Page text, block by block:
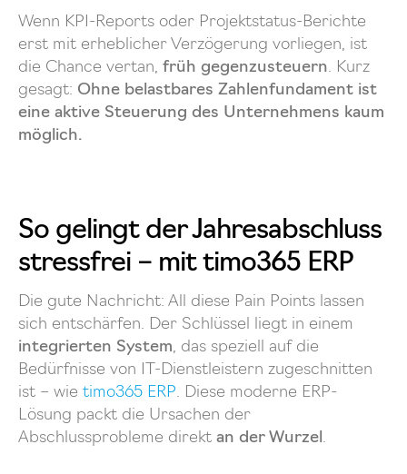
Wenn KPI-Reports oder Projektstatus-Berichte
erst mit erheblicher Verzögerung vorliegen, ist
die Chance vertan, früh gegenzusteuern. Kurz
gesagt: Ohne belastbares Zahlenfundament ist
eine aktive Steuerung des Unternehmens kaum
möglich.
So gelingt der Jahresabschluss
stressfrei – mit timo365 ERP
Die gute Nachricht: All diese Pain Points lassen
sich entschärfen. Der Schlüssel liegt in einem
integrierten System, das speziell auf die
Bedürfnisse von IT-Dienstleistern zugeschnitten
ist – wie timo365 ERP. Diese moderne ERP-
Lösung packt die Ursachen der
Abschlussprobleme direkt an der Wurzel.